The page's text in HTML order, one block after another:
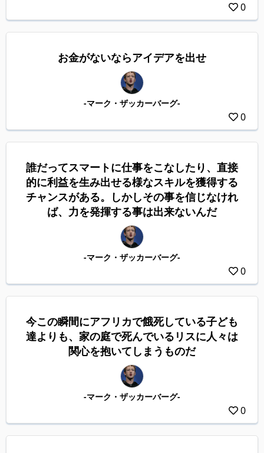
0
0
お金がないならアイデアを出せ
-マーク・ザッカーバーグ-
0
誰だってスマートに仕事をこなしたり、直接
的に利益を生み出せる様なスキルを獲得する
チャンスがある。しかしその事を信じなけれ
ば、力を発揮する事は出来ないんだ
-マーク・ザッカーバーグ-
0
今この瞬間にアフリカで餓死している子ども
達よりも、家の庭で死んでいるリスに人々は
関心を抱いてしまうものだ
-マーク・ザッカーバーグ-